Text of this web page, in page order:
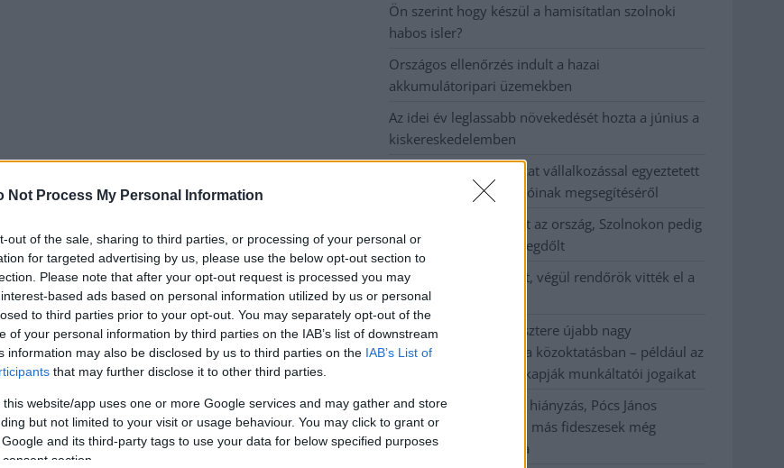
Not Process My Personal Information
out of the sale, sharing to third parties, or processing of your personal or
for targeted advertising by us, please use the below opt-out section to
Please note that after your opt-out request is processed you may
based ads based on personal information utilized by us or personal
to third parties prior to your opt-out. You may separately opt-out of the
of your personal information by third parties on the IAB’s list of downstream
information may also be disclosed by us to third parties on the IAB’s List of
that may further disclose it to other third parties.
this website/app uses one or more Google services and may gather and store
but not limited to your visit or usage behaviour. You may click to grant or
and its third-party tags to use your data for below specified purposes
section.
Ön szerint hogy készül a hamisítatlan szolnoki
habos isler?
Országos ellenőrzés indult a hazai
akkumulátoripari üzemekben
Az idei év leglassabb növekedését hozta a június a
kiskereskedelemben
Györfi Mihály több tucat vállalkozással egyeztetett
a kerékpárgyár dolgozóinak megsegítéséről
41 fok fölé forrósodott az ország, Szolnokon pedig
egy másik rekord is megdőlt
Egy telefonhívást akart, végül rendőrök vitték el a
mezőtúri férfit
A Tisza kormány minisztere újabb nagy
változásokról döntött a közoktatásban – például az
iskolaigazgatók visszakapják munkáltatói jogaikat
Sok volt az igazolatlan hiányzás, Pócs János
fizetéslevonást kapott, más fideszesek még
kevesebbet vittek haza